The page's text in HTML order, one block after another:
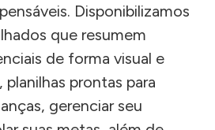
Disponibilizamos
que resumem
de forma visual e
prontas para
gerenciar seu